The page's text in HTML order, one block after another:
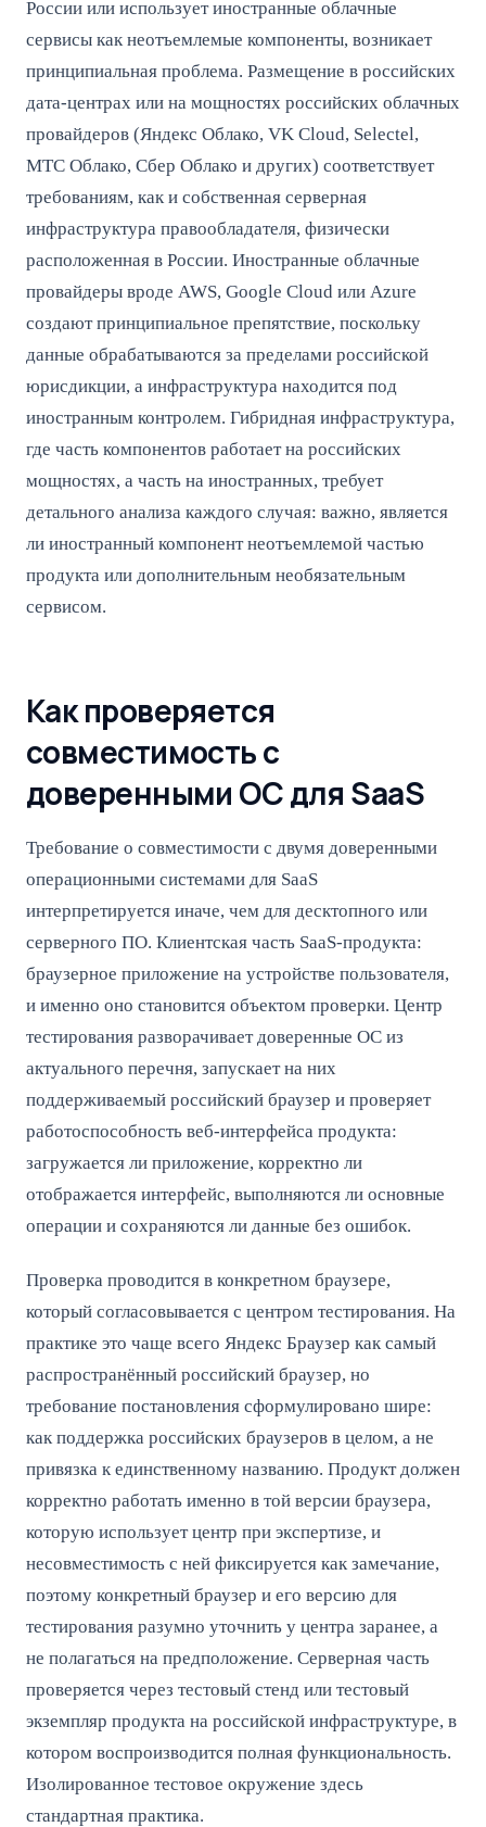
России или использует иностранные облачные
сервисы как неотъемлемые компоненты, возникает
принципиальная проблема. Размещение в российских
дата-центрах или на мощностях российских облачных
провайдеров (Яндекс Облако, VK Cloud, Selectel,
МТС Облако, Сбер Облако и других) соответствует
требованиям, как и собственная серверная
инфраструктура правообладателя, физически
расположенная в России. Иностранные облачные
провайдеры вроде AWS, Google Cloud или Azure
создают принципиальное препятствие, поскольку
данные обрабатываются за пределами российской
юрисдикции, а инфраструктура находится под
иностранным контролем. Гибридная инфраструктура,
где часть компонентов работает на российских
мощностях, а часть на иностранных, требует
детального анализа каждого случая: важно, является
ли иностранный компонент неотъемлемой частью
продукта или дополнительным необязательным
сервисом.
Как проверяется
совместимость с
доверенными ОС для SaaS
Требование о совместимости с двумя доверенными
операционными системами для SaaS
интерпретируется иначе, чем для десктопного или
серверного ПО. Клиентская часть SaaS-продукта:
браузерное приложение на устройстве пользователя,
и именно оно становится объектом проверки. Центр
тестирования разворачивает доверенные ОС из
актуального перечня, запускает на них
поддерживаемый российский браузер и проверяет
работоспособность веб-интерфейса продукта:
загружается ли приложение, корректно ли
отображается интерфейс, выполняются ли основные
операции и сохраняются ли данные без ошибок.
Проверка проводится в конкретном браузере,
который согласовывается с центром тестирования. На
практике это чаще всего Яндекс Браузер как самый
распространённый российский браузер, но
требование постановления сформулировано шире:
как поддержка российских браузеров в целом, а не
привязка к единственному названию. Продукт должен
корректно работать именно в той версии браузера,
которую использует центр при экспертизе, и
несовместимость с ней фиксируется как замечание,
поэтому конкретный браузер и его версию для
тестирования разумно уточнить у центра заранее, а
не полагаться на предположение. Серверная часть
проверяется через тестовый стенд или тестовый
экземпляр продукта на российской инфраструктуре, в
котором воспроизводится полная функциональность.
Изолированное тестовое окружение здесь
стандартная практика.